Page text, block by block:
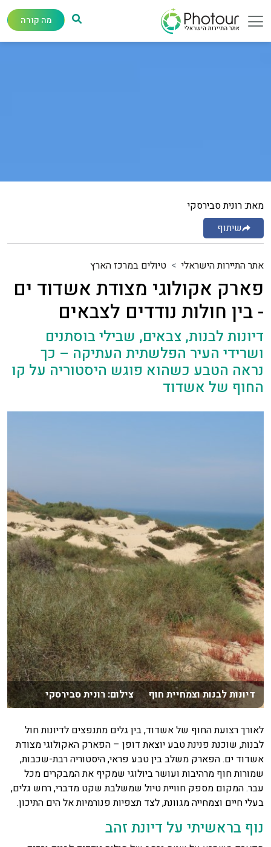
מה קורה
מאת: רונית סבירסקי
שיתוף
אתר התיירות הישראלי טיולים במרכז הארץ
פארק אקולוגי מצודת אשדוד ים
- בין חולות נודדים לצבאים
דיונות לבנות, צבאים, שבילי בוסתנים
ושרידי העיר הפלשתית העתיקה – כך
נראה הטבע כשהוא פוגש היסטוריה על קו
החוף של אשדוד
דיונות לבנות וצמחיית חוף צילום: רונית סבירסקי
לאורך רצועת החוף של אשדוד, בין גלים מתנפצים לדיונות חול
לבנות, שוכנת פנינת טבע יוצאת דופן – הפארק האקולוגי מצודת
אשדוד ים. הפארק משלב בין טבע פראי, היסטוריה רבת-שכבות,
שמורות חוף מרהיבות ועושר ביולוגי שמקיף את המבקרים מכל
עבר. המקום מספק חוויית טיול שמשלבת שקט מדברי, רחש גלים,
בעלי חיים וצמחייה מגוונת, לצד תצפיות פנורמיות אל הים התיכון.
נוף בראשיתי על דיונת זהב